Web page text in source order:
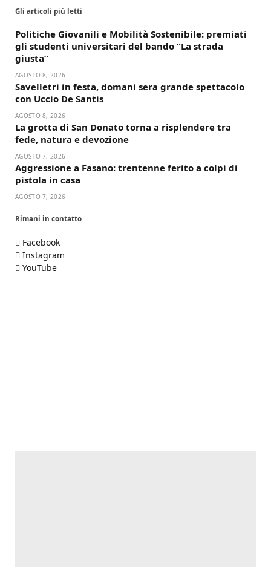
Gli articoli più letti
Politiche Giovanili e Mobilità Sostenibile: premiati
gli studenti universitari del bando “La strada
giusta”
AGOSTO 8, 2026
Savelletri in festa, domani sera grande spettacolo
con Uccio De Santis
AGOSTO 8, 2026
La grotta di San Donato torna a risplendere tra
fede, natura e devozione
AGOSTO 7, 2026
Aggressione a Fasano: trentenne ferito a colpi di
pistola in casa
AGOSTO 7, 2026
Rimani in contatto
Facebook
Instagram
YouTube